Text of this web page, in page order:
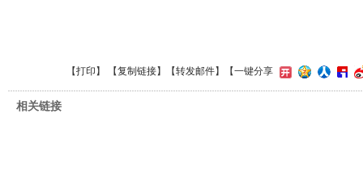
【打印 】 【复制链接】【转发邮件】 【一键分享
相关链接